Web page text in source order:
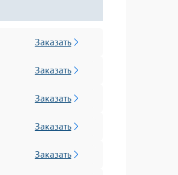
Заказать
Заказать
Заказать
Заказать
Заказать